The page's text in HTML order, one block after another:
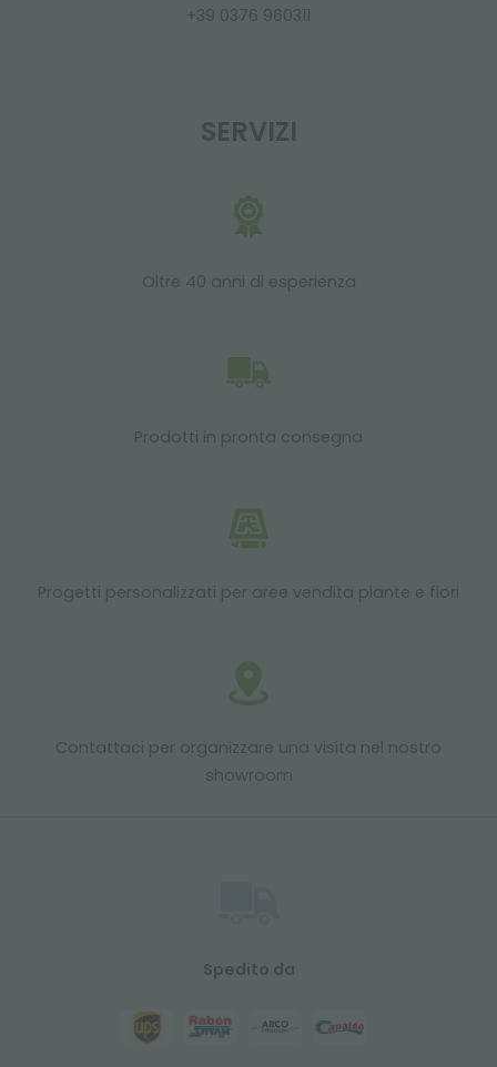
+39 0376 960311
SERVIZI
Oltre 40 anni di esperienza
Prodotti in pronta consegna
Progetti personalizzati per aree vendita piante e fiori
Contattaci per organizzare una visita nel nostro
showroom
Spedito da